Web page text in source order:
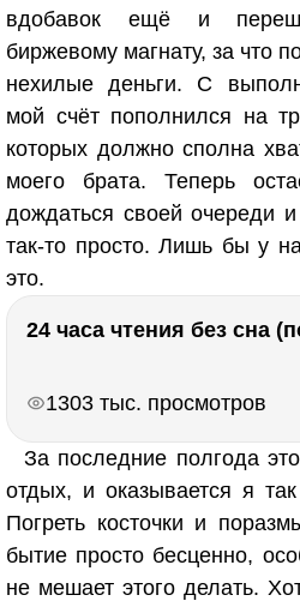
вдобавок ещё и
биржевому магнату, за что
нехилые деньги. С
мой счёт пополнился на
которых должно сполна
моего брата. Теперь
дождаться своей очереди
так-то просто. Лишь бы у
это.
1303 тыс. просмотров
За последние полгода
отдых, и оказывается я
Погреть косточки и
бытие просто бесценно,
не мешает этого делать.